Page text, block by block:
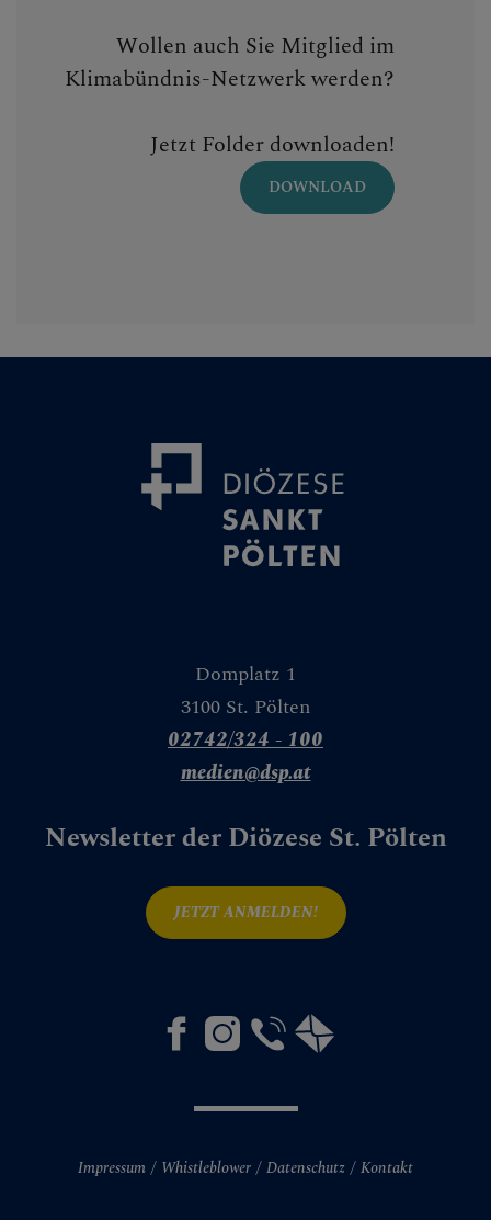
Wollen auch Sie Mitglied im
Klimabündnis-Netzwerk werden?
Jetzt Folder downloaden!
DOWNLOAD
Domplatz 1
3100 St. Pölten
02742/324 - 100
medien@dsp.at
Newsletter der Diözese St. Pölten
JETZT ANMELDEN!
Impressum Whistleblower Datenschutz Kontakt